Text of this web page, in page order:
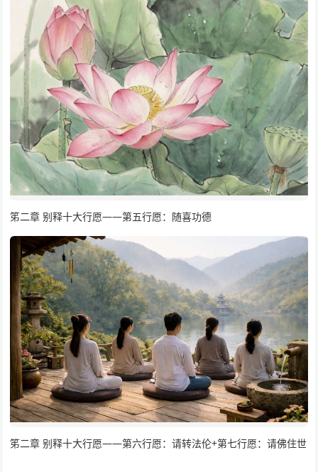
笫二章 别释十大行愿——第五行愿：随喜功德
笫二章 别释十大行愿——第六行愿：请转法伦+第七行愿：请佛住世